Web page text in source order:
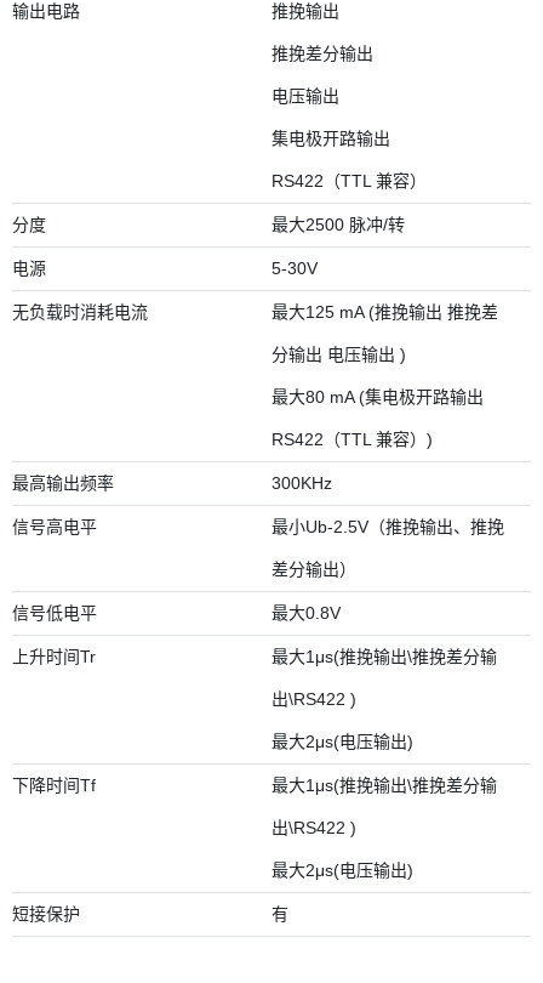
输出电路 推挽输出
推挽差分输出
电压输出
集电极开路输出
RS422（TTL 兼容）
分度 最大2500 脉冲/转
电源 5-30V
无负载时消耗电流 最大125 mA (推挽输出 推挽差
分输出 电压输出 )
最大80 mA (集电极开路输出
RS422（TTL 兼容）)
最高输出频率 300KHz
信号高电平 最小Ub-2.5V（推挽输出、推挽
差分输出）
信号低电平 最大0.8V
上升时间Tr 最大1μs(推挽输出\推挽差分输
出\RS422 )
最大2μs(电压输出)
下降时间Tf 最大1μs(推挽输出\推挽差分输
出\RS422 )
最大2μs(电压输出)
短接保护 有